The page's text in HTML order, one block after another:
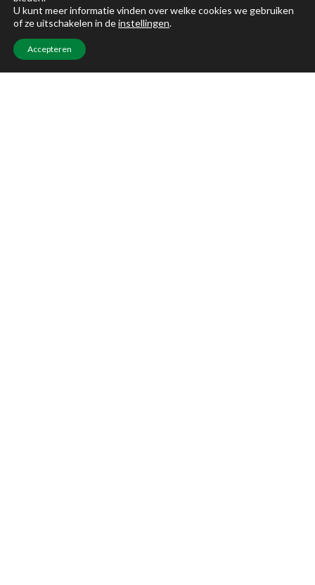
Stel uw marketingvraag
U kunt meer informatie vinden over welke cookies we gebruiken
of ze uitschakelen in deinstellingen.
Accepteren